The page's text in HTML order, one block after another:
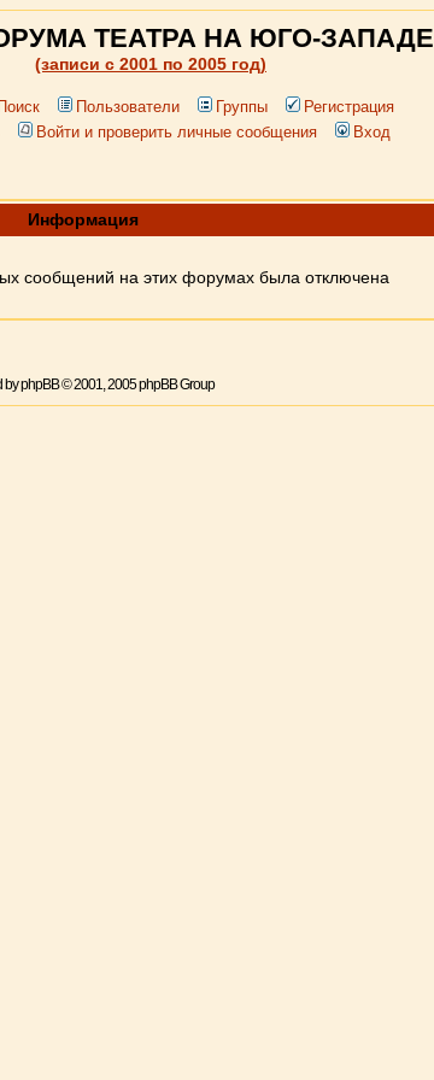
ТЕАТРА НА ЮГО-ЗАПАДЕ
(записи c 2001 по 2005 год)
Поиск Пользователи Группы
Регистрация
Войти и проверить личные сообщения Вход
Информация
сообщений на этих форумах была отключена
byphpBB© 2001, 2005 phpBB Group